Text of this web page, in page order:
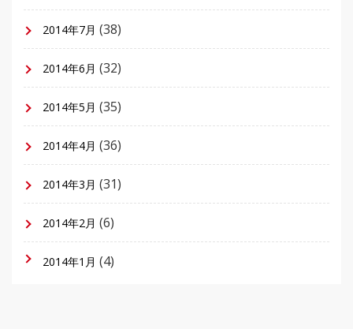
2014年7月 (38)
2014年6月 (32)
2014年5月 (35)
2014年4月 (36)
2014年3月 (31)
2014年2月 (6)
2014年1月 (4)